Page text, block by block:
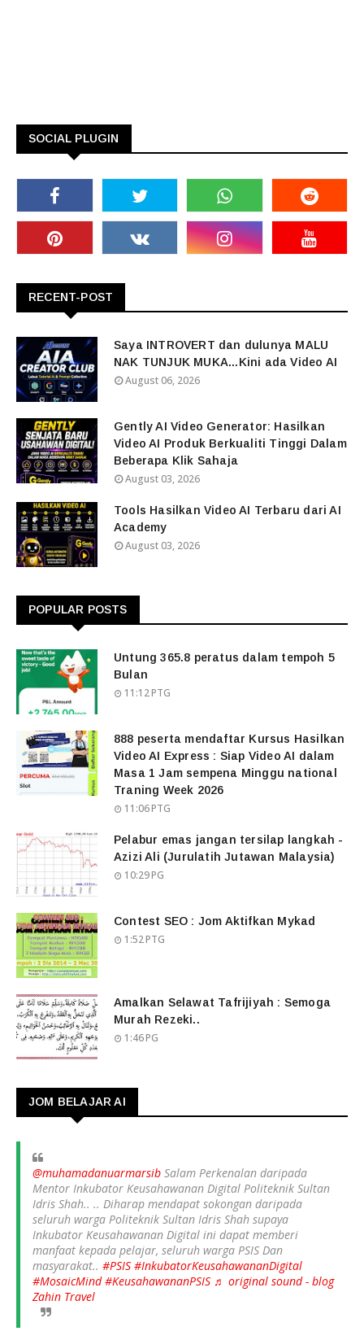
SOCIAL PLUGIN
RECENT-POST
Saya INTROVERT dan dulunya MALU
NAK TUNJUK MUKA...Kini ada Video AI
August 06, 2026
Gently AI Video Generator: Hasilkan
Video AI Produk Berkualiti Tinggi Dalam
Beberapa Klik Sahaja
August 03, 2026
Tools Hasilkan Video AI Terbaru dari AI
Academy
August 03, 2026
POPULAR POSTS
Untung 365.8 peratus dalam tempoh 5
Bulan
11:12 PTG
888 peserta mendaftar Kursus Hasilkan
Video AI Express : Siap Video AI dalam
Masa 1 Jam sempena Minggu national
Traning Week 2026
11:06 PTG
Pelabur emas jangan tersilap langkah -
Azizi Ali (Jurulatih Jutawan Malaysia)
10:29 PG
Contest SEO : Jom Aktifkan Mykad
1:52 PTG
Amalkan Selawat Tafrijiyah : Semoga
Murah Rezeki..
1:46 PG
JOM BELAJAR AI
@muhamadanuarmarsib Salam Perkenalan daripada
Mentor Inkubator Keusahawanan Digital Politeknik Sultan
Idris Shah.. .. Diharap mendapat sokongan daripada
seluruh warga Politeknik Sultan Idris Shah supaya
Inkubator Keusahawanan Digital ini dapat memberi
manfaat kepada pelajar, seluruh warga PSIS Dan
masyarakat.. #PSIS #InkubatorKeusahawananDigital
#MosaicMind #KeusahawananPSIS ♬ original sound - blog
Zahin Travel